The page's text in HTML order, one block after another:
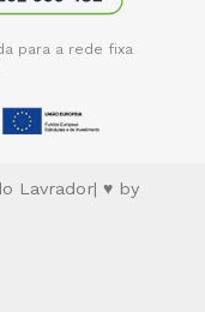
para a rede fixa
Lavrador| ♥ by